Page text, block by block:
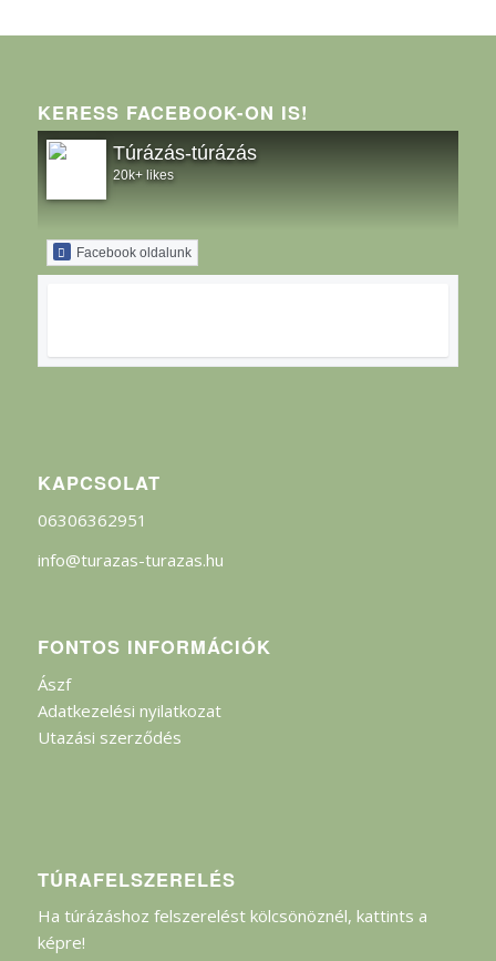
KERESS FACEBOOK-ON IS!
Túrázás-túrázás
20k+ likes
Facebook oldalunk
KAPCSOLAT
06306362951
info@turazas-turazas.hu
FONTOS INFORMÁCIÓK
Ászf
Adatkezelési nyilatkozat
Utazási szerződés
TÚRAFELSZERELÉS
Ha túrázáshoz felszerelést kölcsönöznél, kattints a
képre!